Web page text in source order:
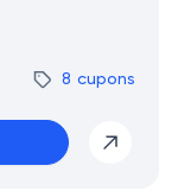
8 cupons